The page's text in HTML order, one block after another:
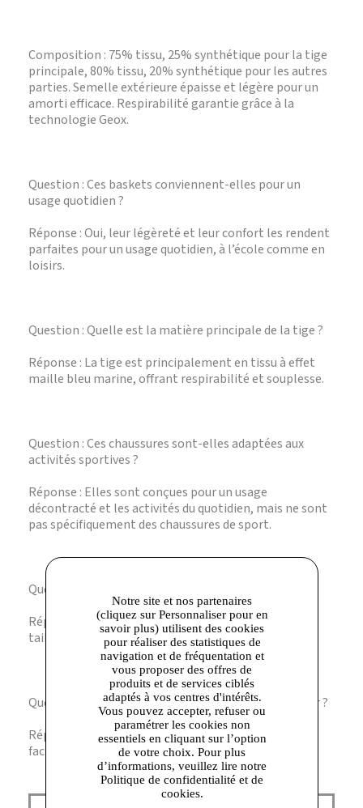
Composition : 75% tissu, 25% synthétique pour la tige
principale, 80% tissu, 20% synthétique pour les autres
parties. Semelle extérieure épaisse et légère pour un
amorti efficace. Respirabilité garantie grâce à la
technologie Geox.
Question : Ces baskets conviennent-elles pour un
usage quotidien ?
Réponse : Oui, leur légèreté et leur confort les rendent
parfaites pour un usage quotidien, à l’école comme en
loisirs.
Question : Quelle est la matière principale de la tige ?
Réponse : La tige est principalement en tissu à effet
maille bleu marine, offrant respirabilité et souplesse.
Question : Ces chaussures sont-elles adaptées aux
activités sportives ?
Réponse : Elles sont conçues pour un usage
décontracté et les activités du quotidien, mais ne sont
pas spécifiquement des chaussures de sport.
Question : Comment choisir la bonne taille ?
Réponse : Il est conseillé de se référer au guide des
tailles Geox pour un ajustement précis.
Question : Ces baskets sont-elles faciles à entretenir ?
Réponse : Oui, le tissu et le synthétique se nettoient
facilement avec un chiffon humide.
Notre site et nos partenaires
(cliquez sur Personnaliser pour en
savoir plus) utilisent des cookies
pour réaliser des statistiques de
navigation et de fréquentation et
vous proposer des offres de
produits et de services ciblés
adaptés à vos centres d'intérêts.
Vous pouvez accepter, refuser ou
paramétrer les cookies non
essentiels en cliquant sur l’option
de votre choix. Pour plus
d’informations, veuillez lire notre
Politique de confidentialité et de
cookies.